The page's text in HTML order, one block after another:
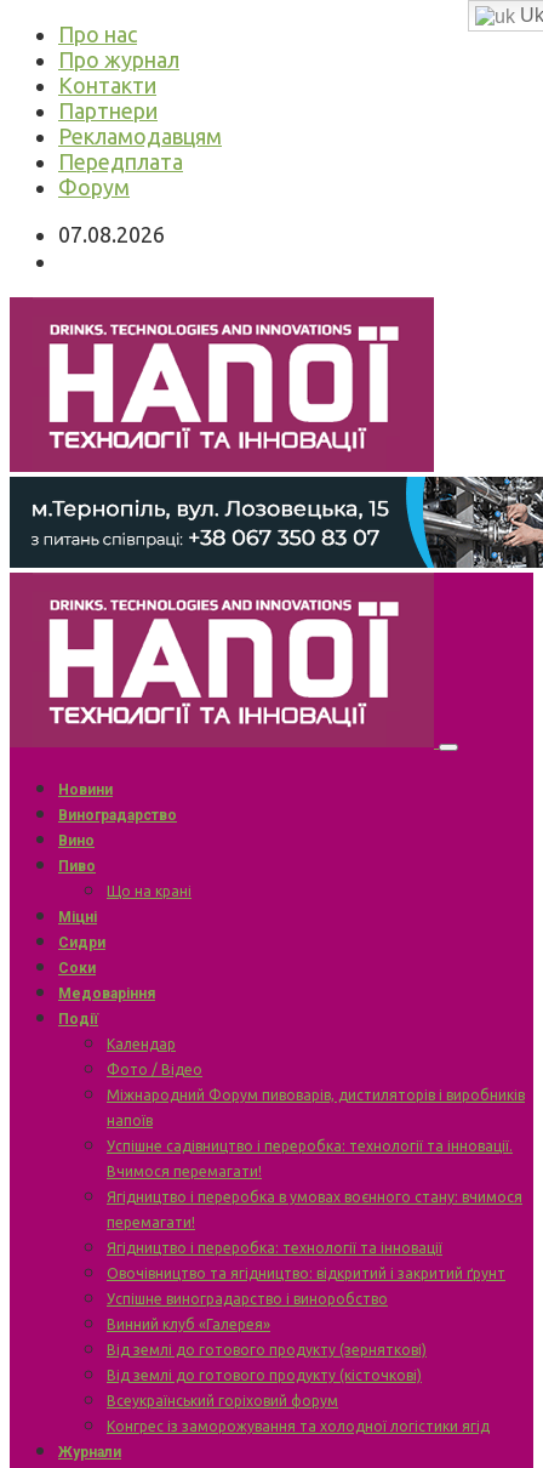
Про нас
Про журнал
Контакти
Партнери
Рекламодавцям
Передплата
Форум
07.08.2026
Новини
Виноградарство
Вино
Пиво
Що на крані
Міцні
Сидри
Соки
Медоваріння
Події
Календар
Фото / Відео
Міжнародний Форум пивоварів, дистиляторів і виробників
напоїв
Успішне садівництво і переробка: технології та інновації.
Вчимося перемагати!
Ягідництво і переробка в умовах воєнного стану: вчимося
перемагати!
Ягідництво і переробка: технології та інновації
Овочівництво та ягідництво: відкритий і закритий ґрунт
Успішне виноградарство і виноробство
Винний клуб «Галерея»
Від землі до готового продукту (зерняткові)
Від землі до готового продукту (кісточкові)
Всеукраїнський горіховий форум
Конгрес із заморожування та холодної логістики ягід
Журнали